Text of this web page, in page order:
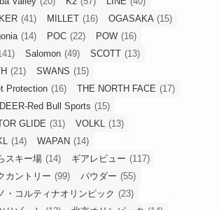
(41) MILLET (16) OGASAKA (15)
(14) POC (22) POW (16)
Salomon (49) SCOTT (13)
(21) SWANS (15)
Protection (16) THE NORTH FACE (17)
Red Bull Sports (15)
GLIDE (31) VOLKL (13)
(14) WAPAN (14)
スキー場 (14) ギアレビュー (117)
カントリー (99) パウダー (55)
・コルティナオリンピック (23)